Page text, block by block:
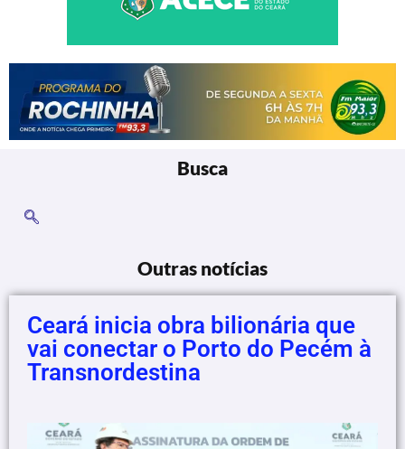
Busca
Outras notícias
Ceará inicia obra bilionária que
vai conectar o Porto do Pecém à
Transnordestina